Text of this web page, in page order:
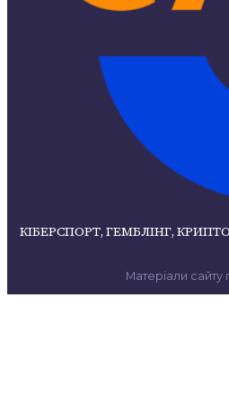
КІБЕРСПОРТ, ГЕМБЛІНГ,
Матеріали сайту